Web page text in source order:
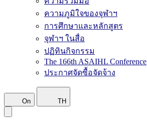
ความภูมิใจของจุฬาฯ
การศึกษาและหลักสูตร
จุฬาฯ ในสื่อ
ปฏิทินกิจกรรม
The 166th ASAIHL Conference
ประกาศจัดซื้อจัดจ้าง
On TH